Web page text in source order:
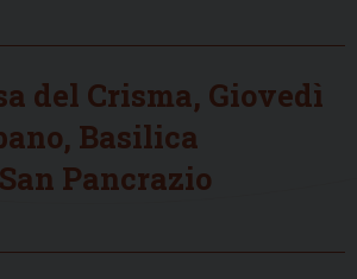
del Crisma, Giovedì
Basilica
Pancrazio